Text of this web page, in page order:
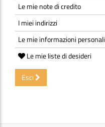
Le mie note di credito
I miei indirizzi
Le mie informazioni personali
Le mie liste di desideri
Esci